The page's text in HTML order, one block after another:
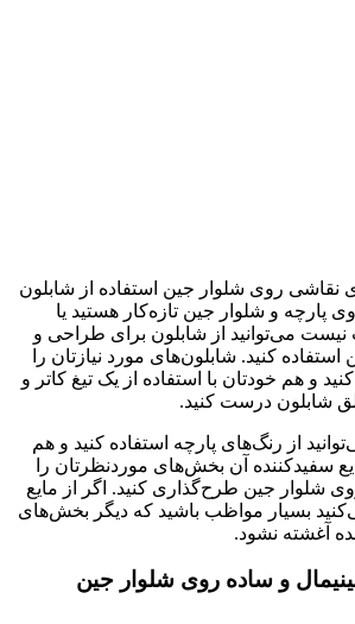
نقاشی روی شلوار جین استفاده از شابلون
پارچه و شلوار جین تازه‌کار هستید یا
می‌توانید از شابلون برای طراحی و
کنید. شابلون‌های مورد نیازتان را
و هم خودتان با استفاده از یک تیغ کاتر و
شابلون درست کنید.
از رنگ‌های پارچه استفاده کنید و هم
سفید‌کننده آن بخش‌های مورد‌نظرتان را
شلوار جین طرح‌گذاری کنید. اگر از مایع‌
بسیار مواظب باشید که دیگر بخش‌های
آغشته نشود.